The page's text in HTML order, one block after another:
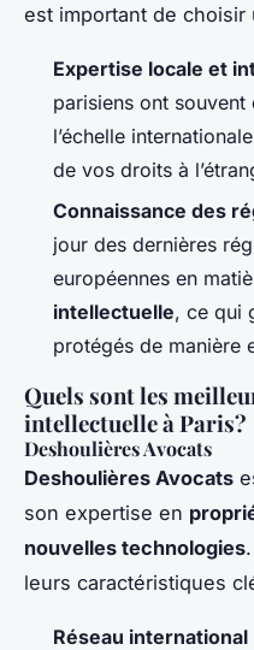
est important de choisir
Expertise locale et
parisiens ont souvent
l’échelle
de vos droits à
Connaissance des
jour des dernières
européennes en
intellectuelle, ce qui
protégés de manière
Quels sont les
intellectuelle à Paris?
Deshoulières Avocats
Deshoulières Avocats
son expertise en
nouvelles technologies
leurs caractéristiques
Réseau international